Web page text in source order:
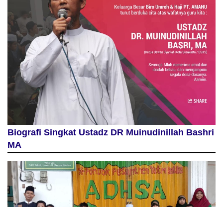
Biografi Singkat Ustadz DR Muinudinillah Bashri
MA